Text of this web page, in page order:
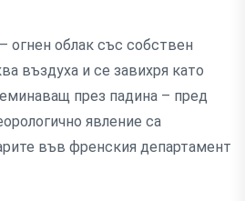
огнен облак със собствен
въздуха и се завихря като
през падина – пред
явление са
във френския департамент